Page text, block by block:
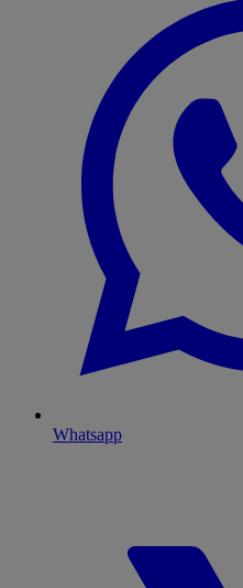
Whatsapp